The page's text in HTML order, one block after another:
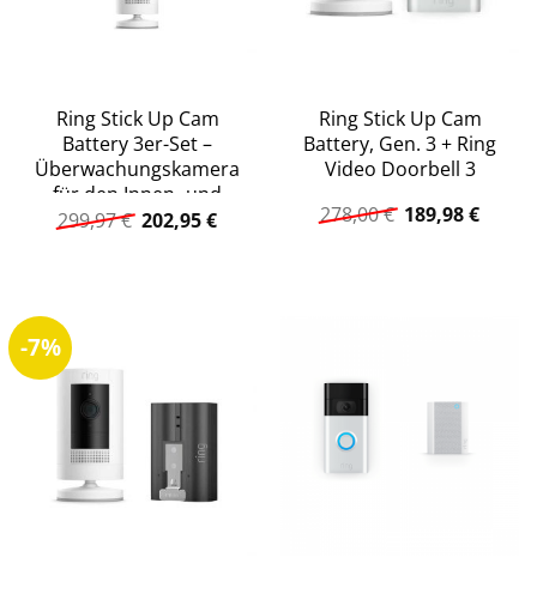
Ring Stick Up Cam
Battery 3er-Set –
Überwachungskamera
für den Innen- und
Außenbereich, Gen. 3
299,97€ Ursprünglicher
Preis
202,95€Aktueller
Ring Stick Up Cam
Battery, Gen. 3 + Ring
Video Doorbell 3
278,00€
Preis
189,98€
-7%